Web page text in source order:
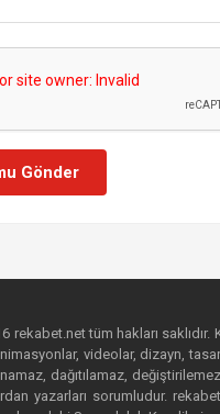
Gönder
rekabet.net tüm hakları
videolar, dizayn,
dağıtılamaz,
yazarları sorumludur.